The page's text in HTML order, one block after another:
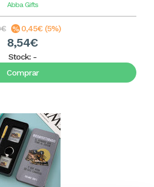
Abba Gifts
0,45€ (5%)
8,54€
Stock: -
Comprar